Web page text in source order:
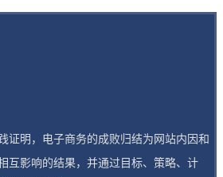
证明，电子商务的成败归结为网站内因和
互影响的结果，并通过目标、策略、计